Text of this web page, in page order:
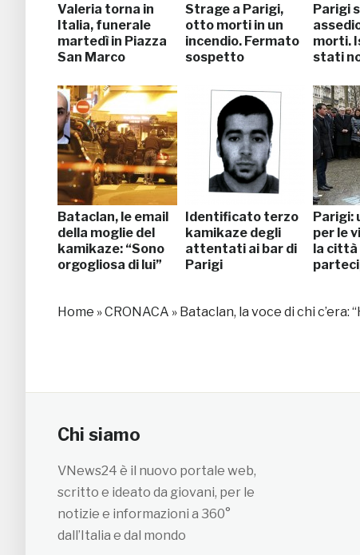
Valeria torna in
Italia, funerale
martedì in Piazza
San Marco
Strage a Parigi,
otto morti in un
incendio. Fermato
sospetto
Parigi
morti.
stati
Bataclan, le email
della moglie del
kamikaze: “Sono
orgogliosa di lui”
Identificato terzo
kamikaze degli
attentati ai bar di
Parigi
Parigi:
per le
la città
Home »CRONACA » Bataclan, la voce di chi c’era:
Chi siamo
VNews24 è il nuovo portale web,
scritto e ideato da giovani, per le
notizie e informazioni a 360°
dall’Italia e dal mondo